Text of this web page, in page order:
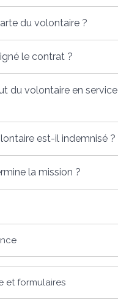
du volontaire ?
le contrat ?
du volontaire en service
est-il indemnisé ?
la mission ?
et formulaires